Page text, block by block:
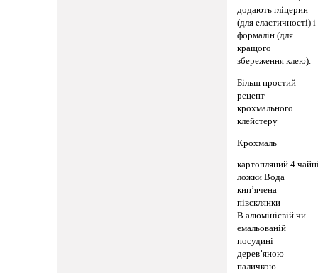
додають гліцерин
(для еластичності) і
формалін (для
кращого
збереження клею).
Більш простий
рецепт
крохмального
клейстеру
Крохмаль
картопляний 4
ложки Вода
кип’ячена
півсклянки
В алюмінієвій чи
емальованій
посудині
дерев’яною
паличкою